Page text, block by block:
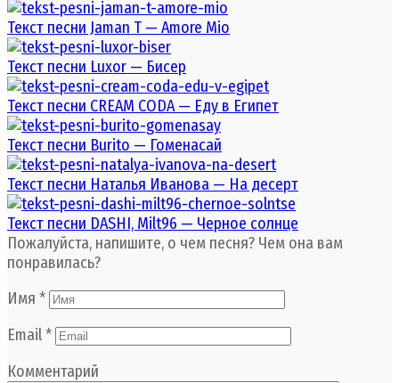
Текст песни Jaman T — Amore Mio
Текст песни Luxor — Бисер
Текст песни CREAM CODA — Еду в Египет
Текст песни Burito — Гоменасай
Текст песни Наталья Иванова — На десерт
Текст песни DASHI, Milt96 — Черное солнце
Пожалуйста, напишите, о чем песня? Чем она вам
понравилась?
Имя *
Email*
Комментарий